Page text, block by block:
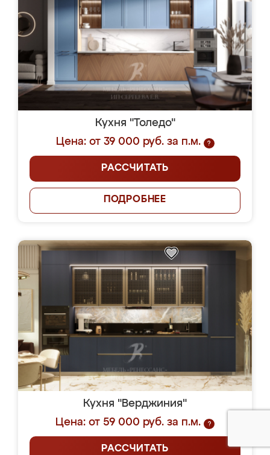
Кухня "Толедо"
Цена: от 39 000 руб. за п.м.
?
РАССЧИТАТЬ
ПОДРОБНЕЕ
Кухня "Верджиния"
Цена: от 59 000 руб. за п.м.
?
РАССЧИТАТЬ